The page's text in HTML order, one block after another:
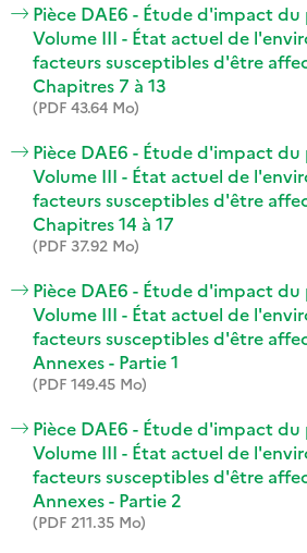
Pièce DAE6 - Étude d'impact
Volume III - État actuel de
facteurs susceptibles d'être
Chapitres 7 à 13
(PDF 43.64 Mo)
Pièce DAE6 - Étude d'impact
Volume III - État actuel de
facteurs susceptibles d'être
Chapitres 14 à 17
(PDF 37.92 Mo)
Pièce DAE6 - Étude d'impact
Volume III - État actuel de
facteurs susceptibles d'être
Annexes - Partie 1
(PDF 149.45 Mo)
Pièce DAE6 - Étude d'impact
Volume III - État actuel de
facteurs susceptibles d'être
Annexes - Partie 2
(PDF 211.35 Mo)